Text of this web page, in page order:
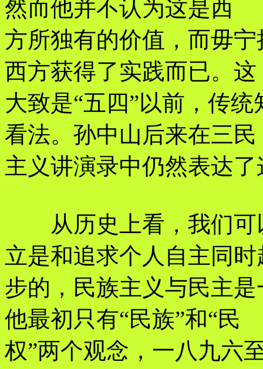
然而他并不认为这是西
方所独有的价值，而毋
西方获得了实践而已。这
大致是“五四”以前，传
看法。孙中山后来在三民
主义讲演录中仍然表达
从历史上看，我们可
立是和追求个人自主同时
步的，民族主义与民主
他最初只有“民族”和“民
权”两个观念，一八九六